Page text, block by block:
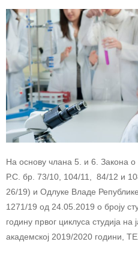
На основу члана 5. и 6. Закона
Р.С. бр. 73/10, 104/11, 84/12 и
26/19) и Одлуке Владе
1271/19 од 24.05.2019 о броју
годину првог циклуса студија
академској 2019/2020